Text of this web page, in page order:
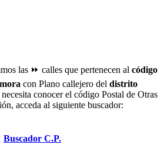
las ⏩ calles que pertenecen al código
con Plano callejero del distrito
conocer el código Postal de Otras
acceda al siguiente buscador:
Buscador C.P.